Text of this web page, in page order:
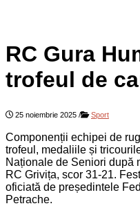
RC Gura
trofeul de
25 noiembrie 2025 / Sport
Componenții echipei de
trofeul, medaliile și
Naționale de Seniori după
RC Grivița, scor 31-21.
oficiată de președintele
Petrache.